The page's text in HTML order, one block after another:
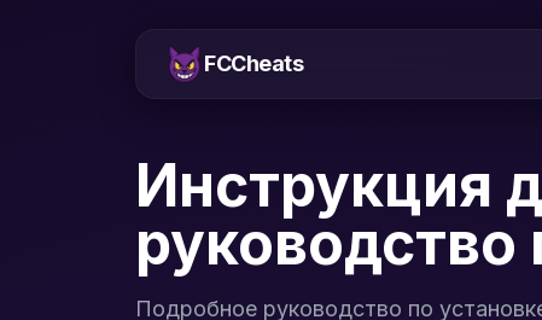
FCCheats
Инструкция
руководство
Подробное руководство по